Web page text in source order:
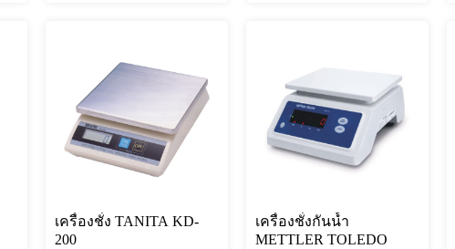
เครื่องชั่ง TANITA KD-
200
เครื่องชั่งกันน้ำ
METTLER TOLEDO